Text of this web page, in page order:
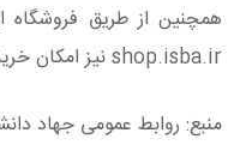
همچنین از طریق فروشگاه
shop.isba.ir نیز امکان خریدکتاب وجود دارد.
منبع: روابط عمومی جهاد